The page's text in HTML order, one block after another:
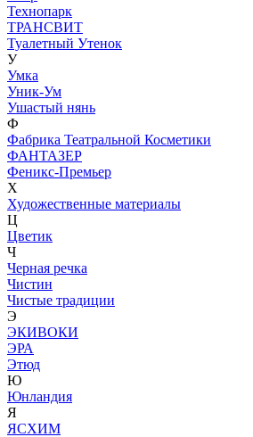
Технопарк
ТРАНСВИТ
Туалетный Утенок
У
Умка
Уник-Ум
Ушастый нянь
Ф
Фабрика Театральной Косметики
ФАНТАЗЕР
Феникс-Премьер
Х
Художественные материалы
Ц
Цветик
Ч
Черная речка
Чистин
Чистые традиции
Э
ЭКИВОКИ
ЭРА
Этюд
Ю
Юнландия
Я
ЯСХИМ